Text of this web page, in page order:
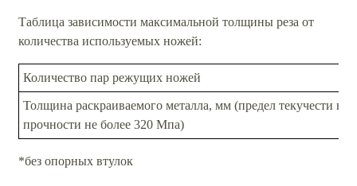
Таблица зависимости максимальной толщины реза от
количества используемых ножей:
Количество пар режущих ножей
Толщина раскраиваемого металла, мм (предел текучести не
прочности не более 320 Мпа)
*без опорных втулок